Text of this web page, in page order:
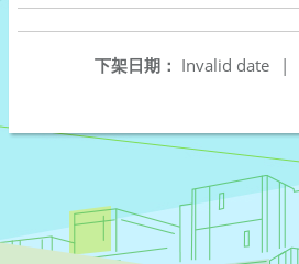
下架日期： Invalid date
|